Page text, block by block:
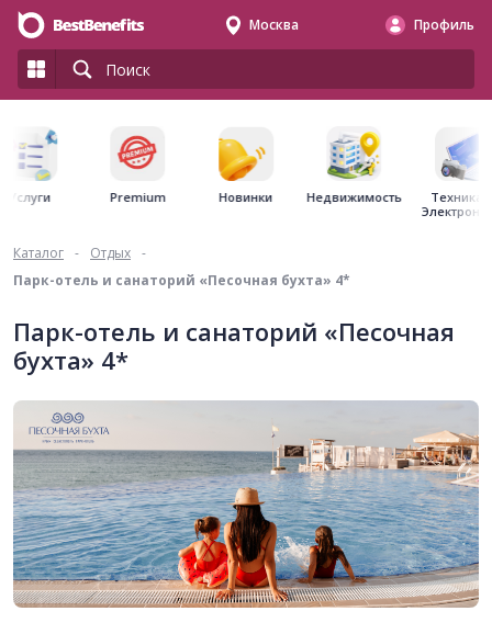
Москва Профиль
Услуги Premium Новинки Недвижимость
Техника
Каталог - Отдых -
Парк-отель и санаторий «Песочная бухта» 4*
Парк-отель и санаторий «Песочная
бухта» 4*